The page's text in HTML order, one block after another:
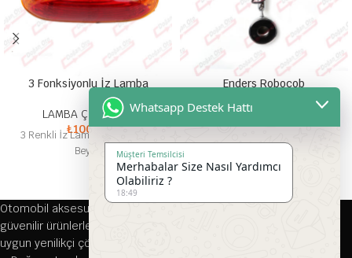
3 Fonksiyonlu İz Lamba
LAMBA ÇEŞİTLERİ
₺100,00
3 Renkli İz Lamba Kırmızı Sarı
Beyaz
Enders Robocob
LAMBA ÇEŞİTLERİ
₺350,00
Direk Lamba
Otomobil aksesuarları alanında 1976 yılından bu yana kaliteli ve
güvenilir ürünlerle hizmet veren firmamız, her türlü aracınıza
uygun yenilikçi çözümler sunmaktadır.
Whatsapp Destek Hattı
Müşteri Temsilcisi
Merhabalar Size Nasıl Yardımcı
Olabiliriz ?
18:49